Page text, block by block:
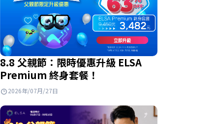
8.8 父親節：限時優惠升級 ELSA
Premium 終身套餐！
2026年/07月/27日